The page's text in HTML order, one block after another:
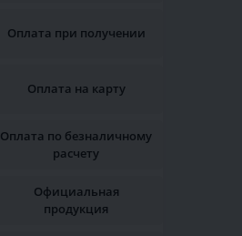
Оплата при получении
Оплата на карту
Оплата по безналичному
расчету
Официальная
продукция